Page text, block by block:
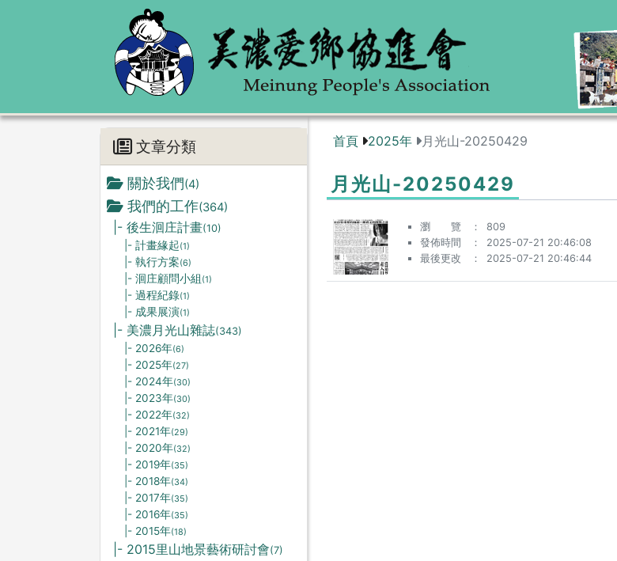
文章分類
關於我們(4)
我們的工作(364)
|- 後生洄庄計畫(10)
|- 計畫緣起(1)
|- 執行方案(6)
|- 洄庄顧問小組 (1)
|- 過程紀錄(1)
|- 成果展演(1)
|- 美濃月光山雜誌(343)
|- 2026年(6)
|- 2025年(27)
|- 2024年(30)
|- 2023年(30)
|- 2022年(32)
|- 2021年(29)
|- 2020年(32)
|- 2019年(35)
|- 2018年(34)
|- 2017年(35)
|- 2016年(35)
|- 2015年(18)
|- 2015里山地景藝術研討會(7)
首頁 2025年 月光山-20250429
月光山-20250429
瀏 覽
809
發佈時間
2025-07-21 20:46:08
最後更改
2025-07-21 20:46:44